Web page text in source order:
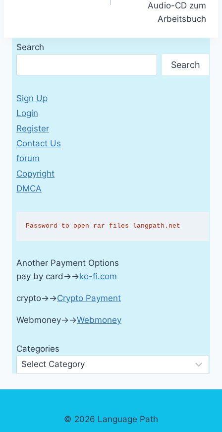
Audio-CD zum
Arbeitsbuch
Search
Search
Sign Up
Login
Register
Contact Us
forum
Copyright
DMCA
Password to open rar files langpath.net
Another Payment Options
pay by card→→ko-fi.com
crypto→→Crypto Payment
Webmoney→→Webmoney
Categories
© 2026 Language Path